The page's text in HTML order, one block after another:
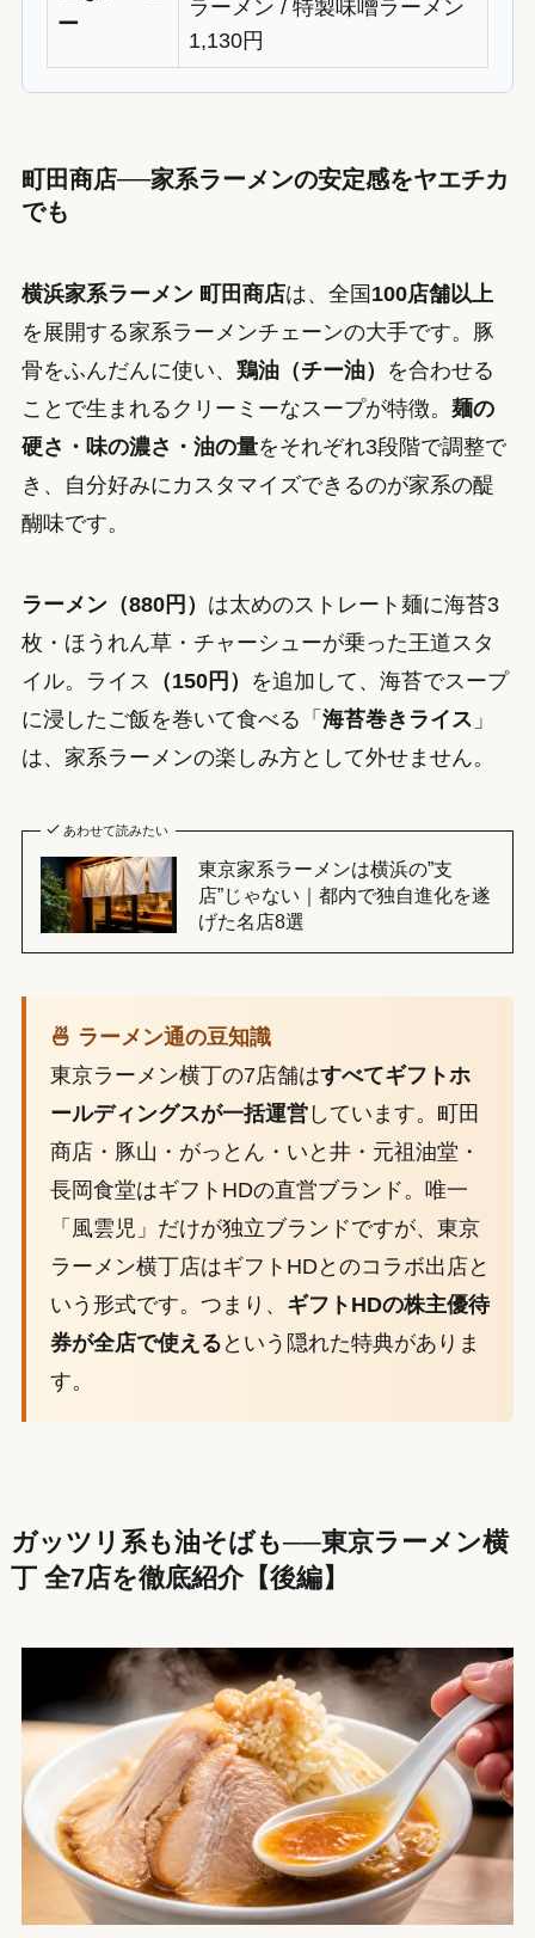
ー
ラーメン / 特製味噌ラーメン
1,130円
町田商店──家系ラーメンの安定感をヤエチカ
でも
横浜家系ラーメン 町田商店は、全国 100店舗以上
を展開する家系ラーメンチェーンの大手です。豚
骨をふんだんに使い、 鶏油（チー油）
を合わせる
ことで生まれるクリーミーなスープが特徴。 麺の
硬さ・味の濃さ・油の量をそれぞれ3段階で調整で
き、自分好みにカスタマイズできるのが家系の醍
醐味です。
ラーメン（880円） は太めのストレート麺に海苔3
枚・ほうれん草・チャーシューが乗った王道スタ
イル。ライス （150円）
を追加して、海苔でスープ
に浸したご飯を巻いて食べる「 海苔巻きライス 」
は、家系ラーメンの楽しみ方として外せません。
あわせて読みたい
東京家系ラーメンは横浜の”支
店”じゃない｜都内で独自進化を遂
げた名店8選
🍜 ラーメン通の豆知識
東京ラーメン横丁の7店舗はすべてギフトホ
ールディングスが一括運営しています。町田
商店・豚山・がっとん・いと井・元祖油堂・
長岡食堂はギフトHDの直営ブランド。唯一
「風雲児」だけが独立ブランドですが、東京
ラーメン横丁店はギフトHDとのコラボ出店と
いう形式です。つまり、 ギフトHDの株主優待
券が全店で使える という隠れた特典がありま
す。
ガッツリ系も油そばも──東京ラーメン横
丁 全7店を徹底紹介【後編】